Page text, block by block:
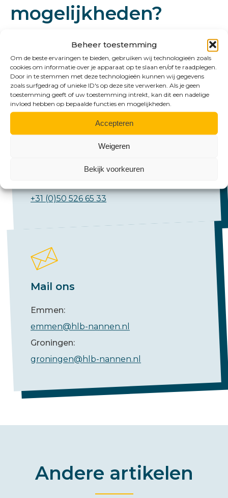
Beheer toestemming
Om de beste ervaringen te bieden, gebruiken wij technologieën zoals
cookies om informatie over je apparaat op te slaan en/of te raadplegen.
Door in te stemmen met deze technologieën kunnen wij gegevens
zoals surfgedrag of unieke ID's op deze site verwerken. Als je geen
toestemming geeft of uw toestemming intrekt, kan dit een nadelige
invloed hebben op bepaalde functies en mogelijkheden.
Accepteren
Weigeren
Bekijk voorkeuren
mogelijkheden?
+31 (0)591 61 23 77
+31 (0)50 526 65 33
Mail ons
Emmen:
emmen@hlb-nannen.nl
Groningen:
groningen@hlb-nannen.nl
Andere artikelen